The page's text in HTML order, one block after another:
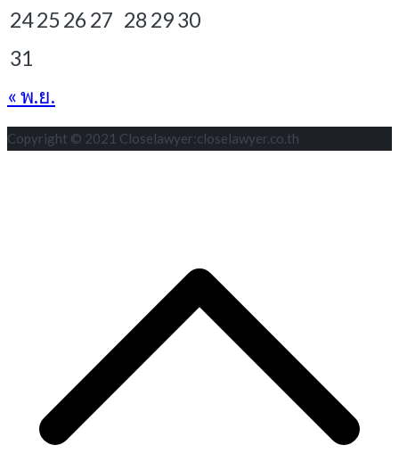
2425 26 27 28 2930
31
« พ.ย.
Copyright © 2021 Closelawyer:closelawyer.co.th